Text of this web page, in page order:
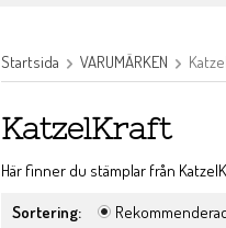
Startsida VARUMÄRKEN
KatzelKraft
Här finner du stämplar från
Sortering: